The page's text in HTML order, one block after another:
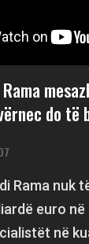
do të
Rama nuk
euro
në